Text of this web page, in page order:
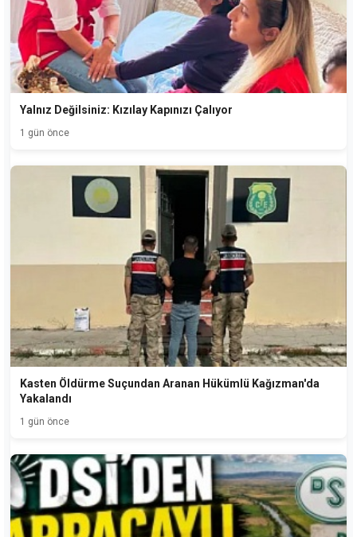
Yalnız Değilsiniz: Kızılay Kapınızı Çalıyor
1 gün önce
Kasten Öldürme Suçundan Aranan Hükümlü Kağızman'da
Yakalandı
1 gün önce